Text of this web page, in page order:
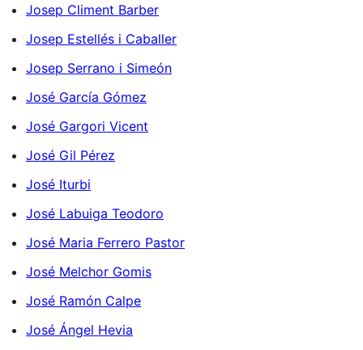
Josep Climent Barber
Josep Estellés i Caballer
Josep Serrano i Simeón
José García Gómez
José Gargori Vicent
José Gil Pérez
José Iturbi
José Labuiga Teodoro
José Maria Ferrero Pastor
José Melchor Gomis
José Ramón Calpe
José Ángel Hevia